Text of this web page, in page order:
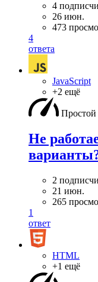
4
26 июн.
473
4
ответа
JavaScript
+2 ещё
Простой
Не
2
21 июн.
265
1
ответ
HTML
+1 ещё